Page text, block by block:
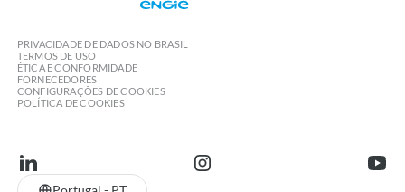
Engie
linkedin
PRIVACIDADE DE DADOS NO BRASIL
TERMOS DE USO
ÉTICA E CONFORMIDADE
FORNECEDORES
CONFIGURAÇÕES DE COOKIES
POLÍTICA DE COOKIES